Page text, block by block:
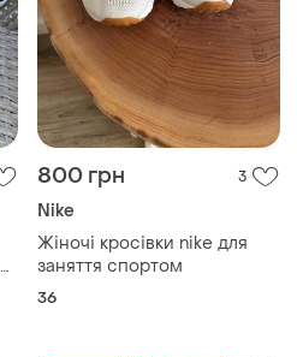
800 грн 3
Nike
Жіночі кросівки nike для
заняття спортом
36